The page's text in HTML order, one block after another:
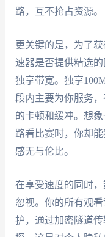
路，互不抢占资源。
更关键的是，为了
速器是否提供精选
独享带宽。独享
段内主要为你服务
的卡顿和缓冲。想
路看比赛时，你却
感无与伦比。
在享受速度的同时
忽视。你的所有观
护，通过加密隧道